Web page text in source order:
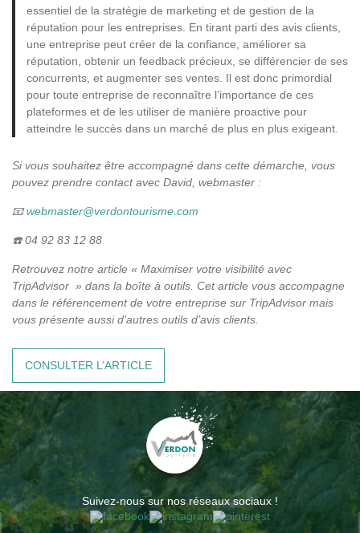
essentiel de la stratégie de marketing et de gestion de la
réputation pour les entreprises. En tirant parti des avis clients,
une entreprise peut créer de la confiance, améliorer sa
réputation, obtenir un feedback précieux, se différencier de ses
concurrents, et augmenter ses ventes. Il est donc primordial
pour toute entreprise de reconnaître l’importance de ces
plateformes et de les utiliser de manière proactive pour
atteindre le succès dans un marché de plus en plus exigeant.
Si vous souhaitez être accompagné dans cette démarche, vous
pouvez prendre contact avec David, webmaster :
📧​webmaster@verdontourisme.com
☎️​ 04 92 83 12 88
Retrouvez notre article « Maximiser votre visibilité avec
TripAdvisor » dans la boîte à outils. Cet article vous accompagne
dans le référencement de votre entreprise sur TripAdvisor mais
vous présente aussi d’autres outils d’avis clients.
CONSULTER L’ARTICLE
Suivez-nous sur nos réseaux sociaux !